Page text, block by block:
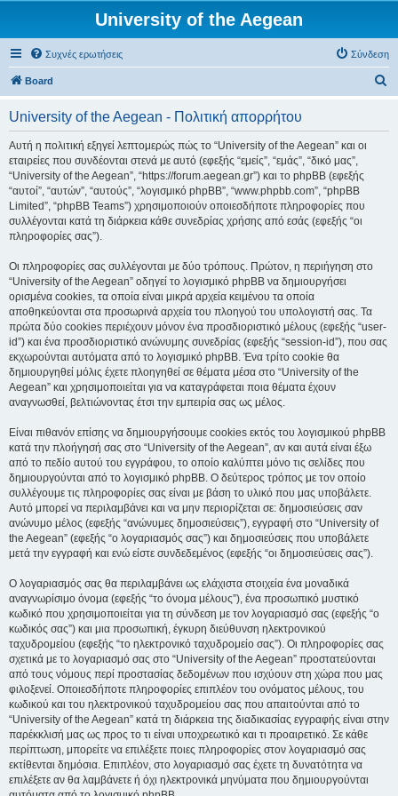
University of the Aegean
Συχνές ερωτήσεις Σύνδεση
Board
University of the Aegean - Πολιτική απορρήτου
Αυτή η πολιτική εξηγεί λεπτομερώς πώς το “University of the Aegean” και οι
εταιρείες που συνδέονται στενά με αυτό (εφεξής “εμείς”, “εμάς”, “δικό μας”,
“University of the Aegean”, “https://forum.aegean.gr”) και το phpBB (εφεξής
“αυτοί”, “αυτών”, “αυτούς”, “λογισμικό phpBB”, “www.phpbb.com”, “phpBB
Limited”, “phpBB Teams”) χρησιμοποιούν οποιεσδήποτε πληροφορίες που
συλλέγονται κατά τη διάρκεια κάθε συνεδρίας χρήσης από εσάς (εφεξής “οι
πληροφορίες σας”).
Οι πληροφορίες σας συλλέγονται με δύο τρόπους. Πρώτον, η περιήγηση στο
“University of the Aegean” οδηγεί το λογισμικό phpBB να δημιουργήσει
ορισμένα cookies, τα οποία είναι μικρά αρχεία κειμένου τα οποία
αποθηκεύονται στα προσωρινά αρχεία του πλοηγού του υπολογιστή σας. Τα
πρώτα δύο cookies περιέχουν μόνον ένα προσδιοριστικό μέλους (εφεξής “user-
id”) και ένα προσδιοριστικό ανώνυμης συνεδρίας (εφεξής “session-id”), που σας
εκχωρούνται αυτόματα από το λογισμικό phpBB. Ένα τρίτο cookie θα
δημιουργηθεί μόλις έχετε πλοηγηθεί σε θέματα μέσα στο “University of the
Aegean” και χρησιμοποιείται για να καταγράφεται ποια θέματα έχουν
αναγνωσθεί, βελτιώνοντας έτσι την εμπειρία σας ως μέλος.
Είναι πιθανόν επίσης να δημιουργήσουμε cookies εκτός του λογισμικού phpBB
κατά την πλοήγησή σας στο “University of the Aegean”, αν και αυτά είναι έξω
από το πεδίο αυτού του εγγράφου, το οποίο καλύπτει μόνο τις σελίδες που
δημιουργούνται από το λογισμικό phpBB. Ο δεύτερος τρόπος με τον οποίο
συλλέγουμε τις πληροφορίες σας είναι με βάση το υλικό που μας υποβάλετε.
Αυτό μπορεί να περιλαμβάνει και να μην περιορίζεται σε: δημοσιεύσεις σαν
ανώνυμο μέλος (εφεξής “ανώνυμες δημοσιεύσεις”), εγγραφή στο “University of
the Aegean” (εφεξής “ο λογαριασμός σας”) και δημοσιεύσεις που υποβάλετε
μετά την εγγραφή και ενώ είστε συνδεδεμένος (εφεξής “οι δημοσιεύσεις σας”).
Ο λογαριασμός σας θα περιλαμβάνει ως ελάχιστα στοιχεία ένα μοναδικά
αναγνωρίσιμο όνομα (εφεξής “το όνομα μέλους”), ένα προσωπικό μυστικό
κωδικό που χρησιμοποιείται για τη σύνδεση με τον λογαριασμό σας (εφεξής “ο
κωδικός σας”) και μια προσωπική, έγκυρη διεύθυνση ηλεκτρονικού
ταχυδρομείου (εφεξής “το ηλεκτρονικό ταχυδρομείο σας”). Οι πληροφορίες σας
σχετικά με το λογαριασμό σας στο “University of the Aegean” προστατεύονται
από τους νόμους περί προστασίας δεδομένων που ισχύουν στη χώρα που μας
φιλοξενεί. Οποιεσδήποτε πληροφορίες επιπλέον του ονόματος μέλους, του
κωδικού και του ηλεκτρονικού ταχυδρομείου σας που απαιτούνται από το
“University of the Aegean” κατά τη διάρκεια της διαδικασίας εγγραφής είναι στην
παρέκκλισή μας ως προς το τι είναι υποχρεωτικό και τι προαιρετικό. Σε κάθε
περίπτωση, μπορείτε να επιλέξετε ποιες πληροφορίες στον λογαριασμό σας
εκτίθενται δημόσια. Επιπλέον, στο λογαριασμό σας έχετε τη δυνατότητα να
επιλέξετε αν θα λαμβάνετε ή όχι ηλεκτρονικά μηνύματα που δημιουργούνται